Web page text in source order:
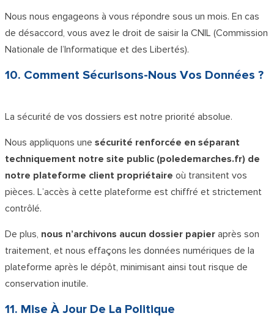
Nous nous engageons à vous répondre sous un mois. En cas
de désaccord, vous avez le droit de saisir la CNIL (Commission
Nationale de l’Informatique et des Libertés).
10. Comment Sécurisons-Nous Vos Données ?
La sécurité de vos dossiers est notre priorité absolue.
Nous appliquons unesécurité renforcée en séparant
techniquement notre site public (poledemarches.fr) de
notre plateforme client propriétaire où transitent vos
pièces. L’accès à cette plateforme est chiffré et strictement
contrôlé.
De plus, nous n’archivons aucun dossier papier après son
traitement, et nous effaçons les données numériques de la
plateforme après le dépôt, minimisant ainsi tout risque de
conservation inutile.
11. Mise À Jour De La Politique